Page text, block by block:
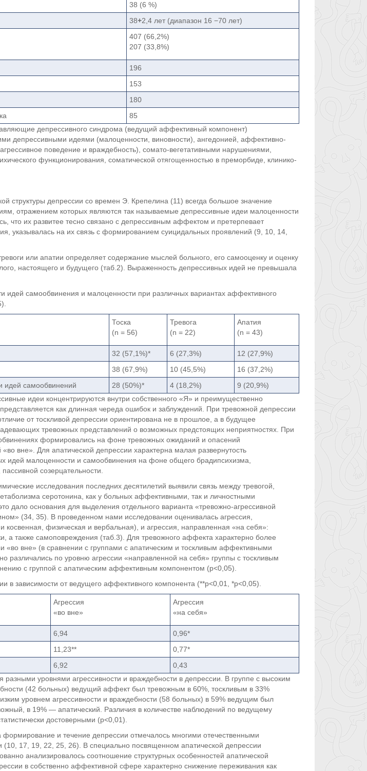
38 (6 %)
38+2,4 лет (диапазон 16 −70 лет)
407 (66,2%)
207 (33,8%)
196
153
180
85
депрессивного синдрома (ведущий аффективный компонент)
депрессивными идеями (малоценности, виновности), ангедонией, аффективно-
поведение и враждебность), сомато-вегетативными нарушениями,
функционирования, соматической отягощенностью в преморбиде, клинико-
структуры депрессии со времен Э. Крепелина (11) всегда большое значение
отражением которых являются так называемые депрессивные идеи малоценности
что их развитее тесно связано с депрессивным аффектом и претерпевает
указывалась на их связь с формированием суицидальных проявлений (9, 10, 14,
или апатии определяет содержание мыслей больного, его самооценку и оценку
настоящего и будущего (таб.2). Выраженность депрессивных идей не превышала
идей самообвинения и малоценности при различных вариантах аффективного
Тоска
(n = 56)
Тревога
(n = 22)
Апатия
(n = 43)
32 (57,1%)* 6 (27,3%)
12 (27,9%)
38 (67,9%) 10 (45,5%)
16 (37,2%)
идей самообвинений
28 (50%)* 4 (18,2%)
9 (20,9%)
идеи концентрируются внутри собственного «Я» и преимущественно
как длинная череда ошибок и заблуждений. При тревожной депрессии
от тоскливой депрессии ориентирована не в прошлое, а в будущее
тревожных представлений о возможных предстоящих неприятностях. При
формировались на фоне тревожных ожиданий и опасений
вне». Для апатической депрессии характерна малая развернутость
идей малоценности и самообвинения на фоне общего брадипсихизма,
созерцательности.
исследования последних десятилетий выявили связь между тревогой,
серотонина, как у больных аффективными, так и личностными
дало основания для выделения отдельного варианта «тревожно-агрессивной
(34, 35). В проведенном нами исследовании оценивалась агрессия,
косвенная, физическая и вербальная), и агрессия, направленная «на себя»:
а также самоповреждения (таб.3). Для тревожного аффекта характерно более
«во вне» (в сравнении с группами с апатическим и тоскливым аффективными
различались по уровню агрессии «направленной на себя» группы с тоскливым
с группой с апатическим аффективным компонентом (р<0,05).
в зависимости от ведущего аффективного компонента (**p<0,01, *p<0,05).
Агрессия
«во вне»
Агрессия
«на себя»
6,94
0,96*
11,23**
0,77*
6,92
0,43
уровнями агрессивности и враждебности в депрессии. В группе с высоким
(42 больных) ведущий аффект был тревожным в 60%, тоскливым в 33%
уровнем агрессивности и враждебности (58 больных) в 59% ведущим был
в 19% — апатический. Различия в количестве наблюдений по ведущему
достоверными (p<0,01).
формирование и течение депрессии отмечалось многими отечественными
17, 19, 22, 25, 26). В специально посвященном апатической депрессии
анализировалось соотношение структурных особенностей апатической
в собственно аффективной сфере характерно снижение переживания как